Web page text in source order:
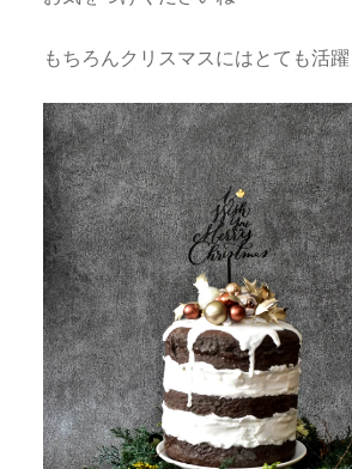
もちろんクリスマスにはとても活